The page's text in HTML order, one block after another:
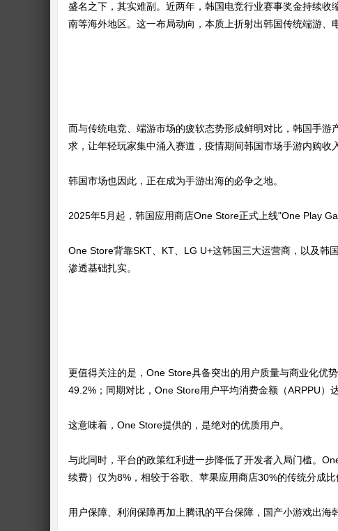
盛名之下，其实难副。近两年，韩国电竞行业赛事奖金持续
南等海外地区。这一布局动向，本质上折射出韩国传统端游、
而与传统电竞、端游市场的疲软态势形成鲜明对比，韩国手
求，让年轻玩家集中涌入赛道，疫情期间韩国市场手游内购
韩国市场也因此，正在成为手游出海的必争之地。
2025年5月起，韩国应用商店One Store正式上线"One Play
One Store背靠SKT、KT、LG U+这韩国三大运营商，以及韩
渗透基础扎实。
更值得关注的是，One Store具备突出的用户质量与商业化优
49.2%；同期对比，One Store用户平均消费金额（ARPPU）
这意味着，One Store提供的，是绝对的优质用户。
与此同时，平台的政策红利进一步降低了开发者入局门槛。
续费）仅为8%，相较于谷歌、苹果应用商店30%的传统分成
用户保障、利润保障再加上腾讯的平台保障，国产小游戏出海